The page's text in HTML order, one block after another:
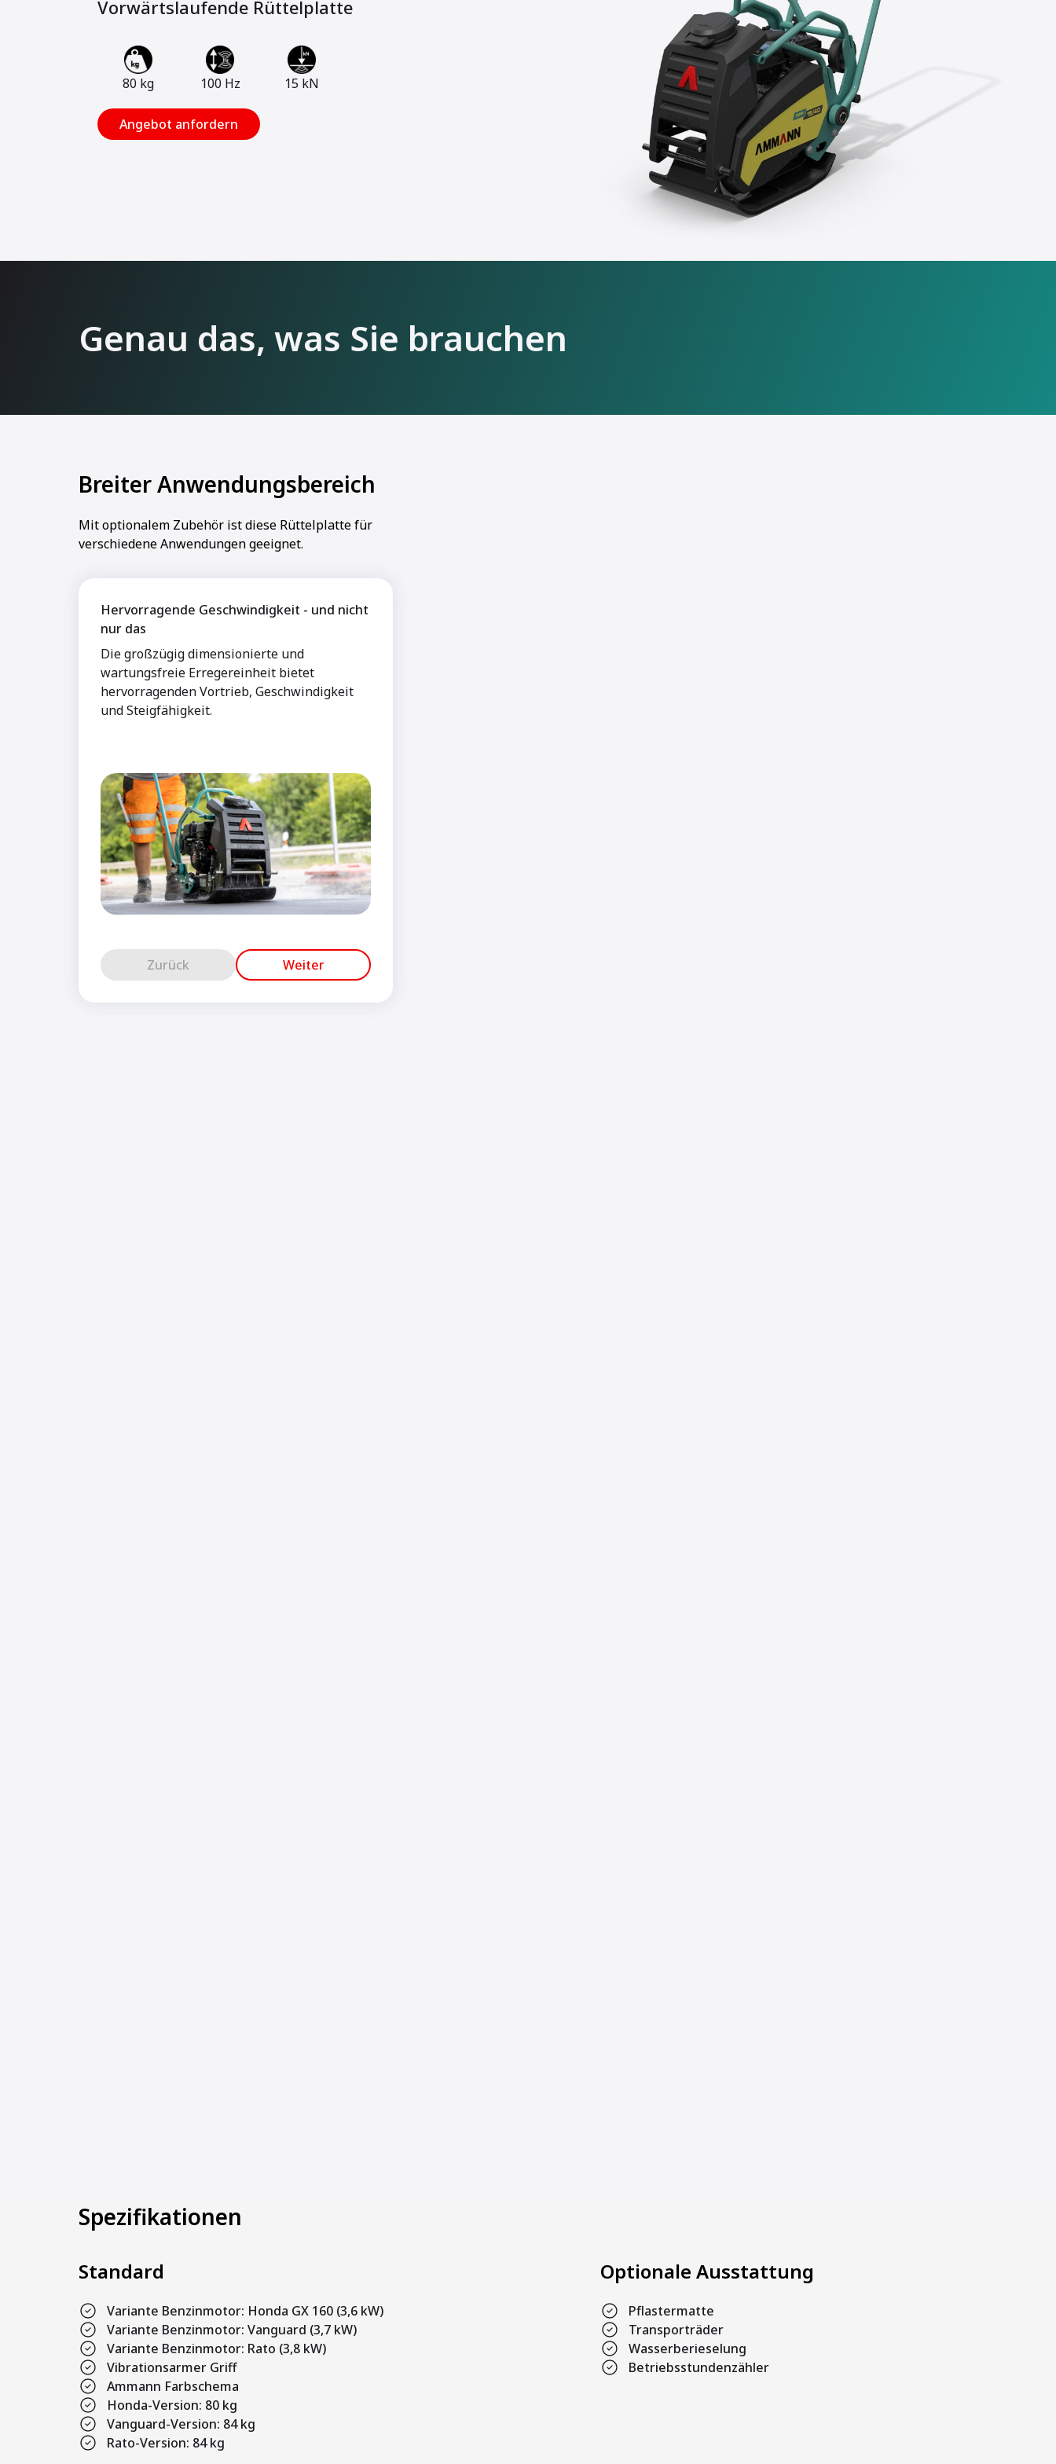
Vorwärtslaufende Rüttelplatte
80 kg 100 Hz 15 kN
Angebot anfordern
Genau das, was Sie brauchen
Breiter Anwendungsbereich
Mit optionalem Zubehör ist diese Rüttelplatte für
verschiedene Anwendungen geeignet.
Hervorragende Geschwindigkeit - und nicht
nur das
Die großzügig dimensionierte und
wartungsfreie Erregereinheit bietet
hervorragenden Vortrieb, Geschwindigkeit
und Steigfähigkeit.
Zurück Weiter
Spezifikationen
Standard
Variante Benzinmotor: Honda GX 160 (3,6 kW)
Variante Benzinmotor: Vanguard (3,7 kW)
Variante Benzinmotor: Rato (3,8 kW)
Vibrationsarmer Griff
Ammann Farbschema
Honda-Version: 80 kg
Vanguard-Version: 84 kg
Rato-Version: 84 kg
Optionale Ausstattung
Pflastermatte
Transporträder
Wasserberieselung
Betriebsstundenzähler